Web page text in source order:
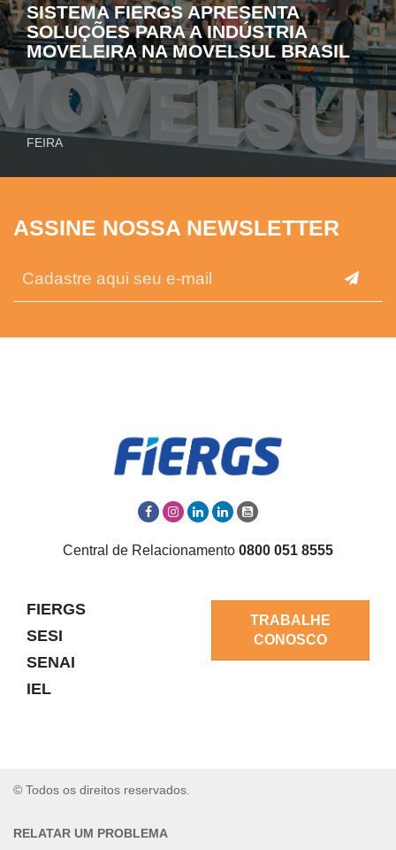
SISTEMA FIERGS APRESENTA
SOLUÇÕES PARA A INDÚSTRIA
MOVELEIRA NA MOVELSUL BRASIL
FEIRA
ASSINE NOSSA NEWSLETTER
Central de Relacionamento 0800 051 8555
FIERGS
SESI
SENAI
IEL
TRABALHE
CONOSCO
© Todos os direitos reservados.
RELATAR UM PROBLEMA